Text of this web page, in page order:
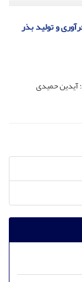
و تولید بذر
آیدین حمیدی